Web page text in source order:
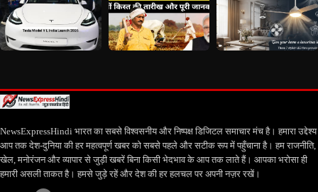
NewsExpressHindi भारत का सबसे विश्वसनीय और निष्पक्ष डिजिटल समाचार मंच है। हमारा उद्देश्य
आप तक देश-दुनिया की हर महत्वपूर्ण खबर को सबसे पहले और सटीक रूप में पहुँचाना है। हम राजनीति,
खेल, मनोरंजन और व्यापार से जुड़ी खबरें बिना किसी भेदभाव के आप तक लाते हैं। आपका भरोसा ही
हमारी असली ताकत है। हमसे जुड़े रहें और देश की हर हलचल पर अपनी नज़र रखें।